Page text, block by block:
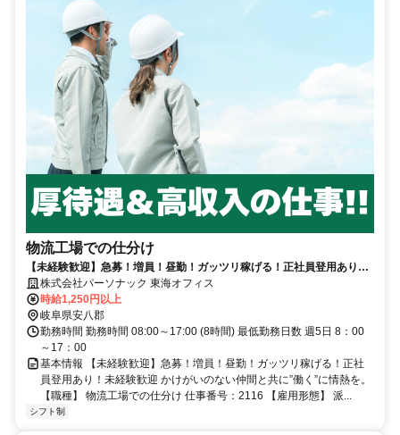
物流工場での仕分け
【未経験歓迎】急募！増員！昼勤！ガッツリ稼げる！正社員登用あり！
未経験歓迎
株式会社パーソナック 東海オフィス
時給1,250円以上
岐阜県安八郡
勤務時間 勤務時間 08:00～17:00 (8時間) 最低勤務日数 週5日 8：00
～17：00
基本情報 【未経験歓迎】急募！増員！昼勤！ガッツリ稼げる！正社
員登用あり！未経験歓迎 かけがいのない仲間と共に”働く”に情熱を。
【職種】 物流工場での仕分け 仕事番号：2116 【雇用形態】 派...
シフト制